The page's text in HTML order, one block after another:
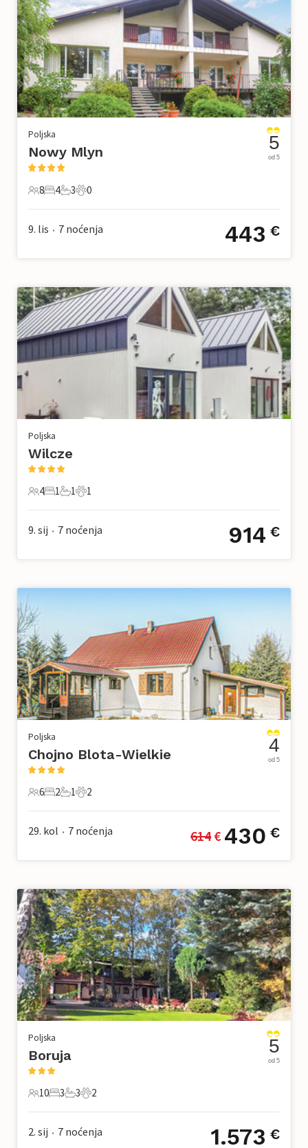
Poljska
Nowy Mlyn
8 Gosti
8
4 Spavaće sobe
4
3 Kupaonice
3
0 Kućni ljubimac
0
5
od 5
9. lis • 7 noćenja 443 €
Poljska
Wilcze
4 Gosti
4
1 Spavaća soba
1
1 Kupaonica
1
1 Kućni ljubimac
1
9. sij • 7 noćenja 914 €
Poljska
Chojno Blota-Wielkie
6 Gosti
6
2 Spavaće sobe
2
1 Kupaonica
1
2 Kućni ljubimac
2
4
od 5
29. kol • 7 noćenja 614 € 430 €
Poljska
Boruja
10 Gosti
10
3 Spavaće sobe
3
3 Kupaonice
3
2 Kućni ljubimac
2
5
od 5
2. sij • 7 noćenja 1.573 €